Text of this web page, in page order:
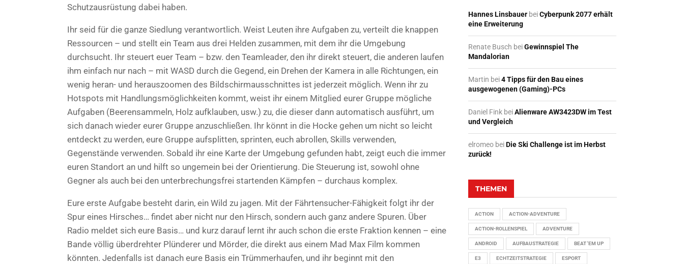
Schutzausrüstung dabei haben.
Ihr seid für die ganze Siedlung verantwortlich. Weist Leuten ihre Aufgaben zu, verteilt die knappen
Ressourcen – und stellt ein Team aus drei Helden zusammen, mit dem ihr die Umgebung
durchsucht. Ihr steuert euer Team – bzw. den Teamleader, den ihr direkt steuert, die anderen laufen
ihm einfach nur nach – mit WASD durch die Gegend, ein Drehen der Kamera in alle Richtungen, ein
wenig heran- und herauszoomen des Bildschirmausschnittes ist jederzeit möglich. Wenn ihr zu
Hotspots mit Handlungsmöglichkeiten kommt, weist ihr einem Mitglied eurer Gruppe mögliche
Aufgaben (Beerensammeln, Holz aufklauben, usw.) zu, die dieser dann automatisch ausführt, um
sich danach wieder eurer Gruppe anzuschließen. Ihr könnt in die Hocke gehen um nicht so leicht
entdeckt zu werden, eure Gruppe aufsplitten, sprinten, euch abrollen, Skills verwenden,
Gegenstände verwenden. Sobald ihr eine Karte der Umgebung gefunden habt, zeigt euch die immer
euren Standort an und hilft so ungemein bei der Orientierung. Die Steuerung ist, sowohl ohne
Gegner als auch bei den unterbrechungsfrei startenden Kämpfen – durchaus komplex.
Eure erste Aufgabe besteht darin, ein Wild zu jagen. Mit der Fährtensucher-Fähigkeit folgt ihr der
Spur eines Hirsches… findet aber nicht nur den Hirsch, sondern auch ganz andere Spuren. Über
Radio meldet sich eure Basis… und kurz darauf lernt ihr auch schon die erste Fraktion kennen – eine
Bande völlig überdrehter Plünderer und Mörder, die direkt aus einem Mad Max Film kommen
könnten. Jedenfalls ist danach eure Basis ein Trümmerhaufen, und ihr beginnt mit den
Hannes Linsbauer beiCyberpunk 2077 erhält
eine Erweiterung
Renate Busch beiGewinnspiel The
Mandalorian
Martin bei4 Tipps für den Bau eines
ausgewogenen (Gaming)-PCs
Daniel Fink beiAlienware AW3423DW im Test
und Vergleich
elromeo beiDie Ski Challenge ist im Herbst
zurück!
THEMEN
ACTION ACTION-ADVENTURE
ACTION-ROLLENSPIEL ADVENTURE
ANDROID AUFBAUSTRATEGIE BEAT 'EM UP
E3 ECHTZEITSTRATEGIE ESPORT